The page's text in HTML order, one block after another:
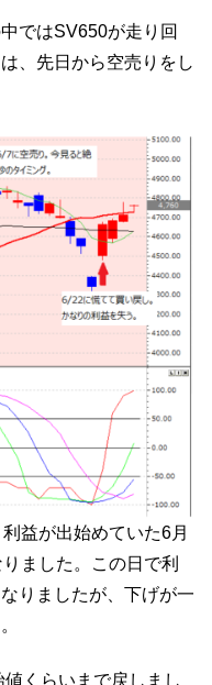
ではSV650が走り回
、先日から空売りをし
益が出始めていた6月
ました。この日で利
りましたが、下げが一
くらいまで戻しまし